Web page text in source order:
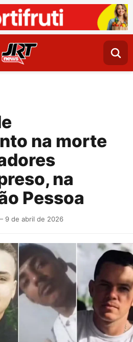
na morte
na
Pessoa
9 de abril de 2026